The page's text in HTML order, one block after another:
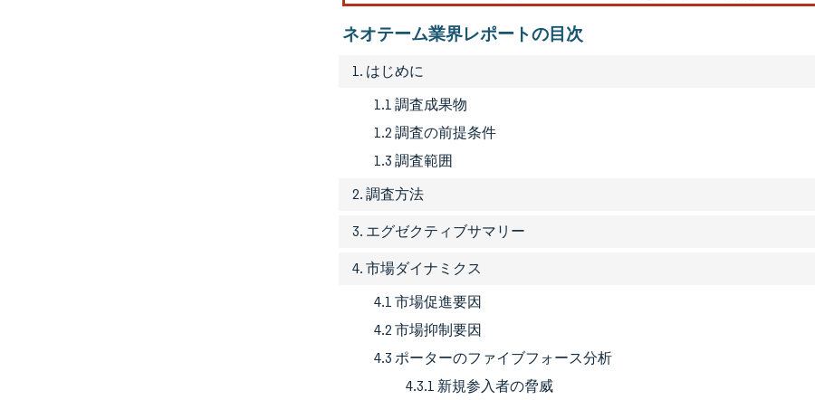
ネオテーム業界レポートの目次
1. はじめに
1.1 調査成果物
1.2 調査の前提条件
1.3 調査範囲
2. 調査方法
3. エグゼクティブサマリー
4. 市場ダイナミクス
4.1 市場促進要因
4.2 市場抑制要因
4.3 ポーターのファイブフォース分析
4.3.1 新規参入者の脅威